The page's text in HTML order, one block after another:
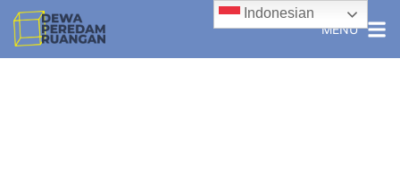
MENU
Indonesian